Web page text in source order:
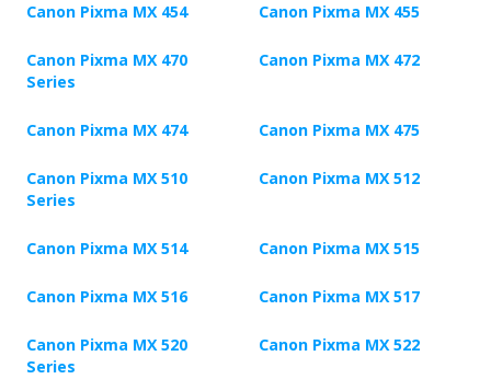
Canon Pixma MX 454 Canon Pixma MX 455
Canon Pixma MX 470
Series
Canon Pixma MX 472
Canon Pixma MX 474 Canon Pixma MX 475
Canon Pixma MX 510
Series
Canon Pixma MX 512
Canon Pixma MX 514 Canon Pixma MX 515
Canon Pixma MX 516 Canon Pixma MX 517
Canon Pixma MX 520
Series
Canon Pixma MX 522